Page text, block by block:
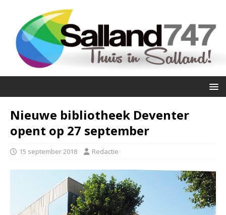
Nieuwe bibliotheek Deventer
opent op 27 september
15 september 2018 Redactie